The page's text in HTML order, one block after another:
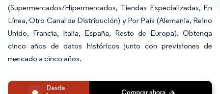
(Supermercados/Hipermercados, Tiendas Especializadas, En
Línea, Otro Canal de Distribución) y Por País (Alemania, Reino
Unido, Francia, Italia, España, Resto de Europa). Obtenga
cinco años de datos históricos junto con previsiones de
mercado a cinco años.